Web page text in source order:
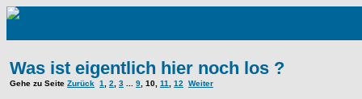
Was ist eigentlich hier noch los ?
Gehe zu Seite Zurück 1 2 3 9 10 11 12 Weiter